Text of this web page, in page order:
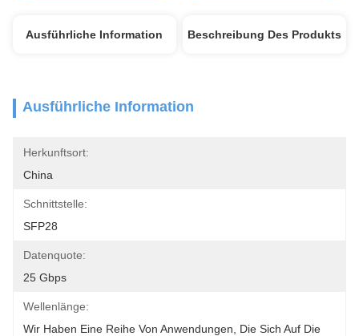
Ausführliche Information Beschreibung Des Produkts
Ausführliche Information
Herkunftsort:
China
Schnittstelle:
SFP28
Datenquote:
25 Gbps
Wellenlänge:
Wir Haben Eine Reihe Von Anwendungen, Die Sich Auf Die